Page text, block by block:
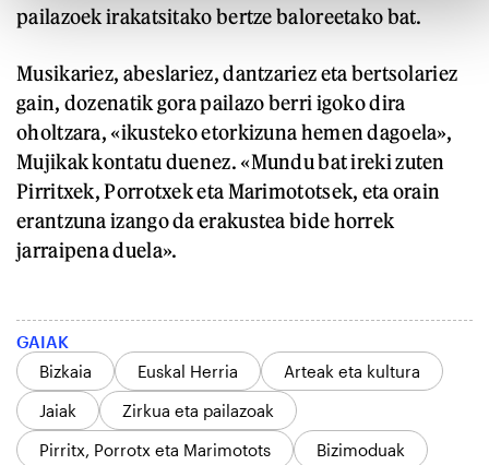
pailazoek irakatsitako bertze baloreetako bat.
Musikariez, abeslariez, dantzariez eta bertsolariez
gain, dozenatik gora pailazo berri igoko dira
oholtzara, «ikusteko etorkizuna hemen dagoela»,
Mujikak kontatu duenez. «Mundu bat ireki zuten
Pirritxek, Porrotxek eta Marimototsek, eta orain
erantzuna izango da erakustea bide horrek
jarraipena duela».
GAIAK
Bizkaia
Euskal Herria
Arteak eta kultura
Jaiak
Zirkua eta pailazoak
Pirritx, Porrotx eta Marimotots
Bizimoduak